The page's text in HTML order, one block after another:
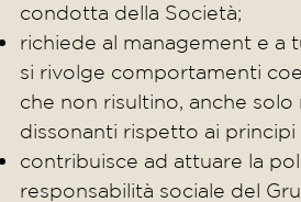
condotta della Società;
richiede al management e a
si rivolge comportamenti
che non risultino, anche solo
dissonanti rispetto ai principi
contribuisce ad attuare la
responsabilità sociale del